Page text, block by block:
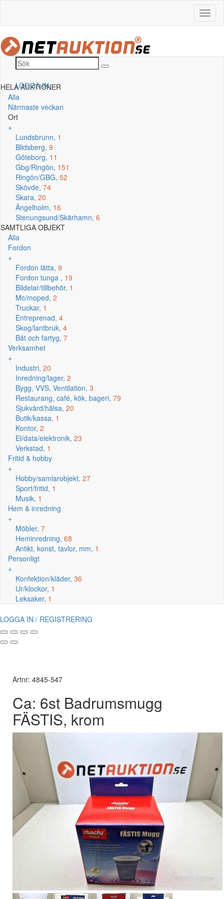
LOGGA IN
HELA AUKTIONER
Alla
Närmaste veckan
Ort
+
Lundsbrunn, 1
Blidsberg, 9
Göteborg, 11
Gbg/Ringön, 151
Ringön/GBG, 52
Skövde, 74
Skara, 20
Ängelholm, 16
Stenungsund/Skärhamn, 6
SAMTLIGA OBJEKT
Alla
Fordon
+
Fordon lätta, 9
Fordon tunga , 19
Bildelar/tillbehör, 1
Mc/moped, 2
Truckar, 1
Entreprenad, 4
Skog/lantbruk, 4
Båt och fartyg, 7
Verksamhet
+
Industri, 20
Inredning/lager, 2
Bygg, VVS, Ventilation, 3
Restaurang, café, kök, bageri, 79
Sjukvård/hälsa, 20
Butik/kassa, 1
Kontor, 2
El/data/elektronik, 23
Verkstad, 1
Fritid & hobby
+
Hobby/samlarobjekt, 27
Sport/fritid, 1
Musik, 1
Hem & inredning
+
Möbler, 7
Heminredning, 68
Antikt, konst, tavlor, mm, 1
Personligt
+
Konfektion/kläder, 36
Ur/klockor, 1
Leksaker, 1
LOGGA IN / REGISTRERING
Artnr: 4845-547
Ca: 6st Badrumsmugg
FÄSTIS, krom